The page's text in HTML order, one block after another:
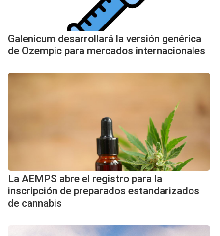
Galenicum desarrollará la versión genérica
de Ozempic para mercados internacionales
La AEMPS abre el registro para la
inscripción de preparados estandarizados
de cannabis